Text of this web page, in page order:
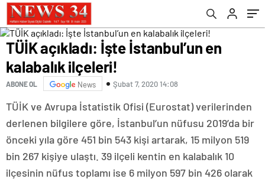
TÜİK açıkladı: İşte İstanbul’un en
kalabalık ilçeleri!
ABONE OL News Şubat 7, 2020 14:08
TÜİK ve Avrupa İstatistik Ofisi (Eurostat) verilerinden
derlenen bilgilere göre, İstanbul’un nüfusu 2019’da bir
önceki yıla göre 451 bin 543 kişi artarak, 15 milyon 519
bin 267 kişiye ulaştı. 39 ilçeli kentin en kalabalık 10
ilçesinin nüfus toplamı ise 6 milyon 597 bin 426 olarak